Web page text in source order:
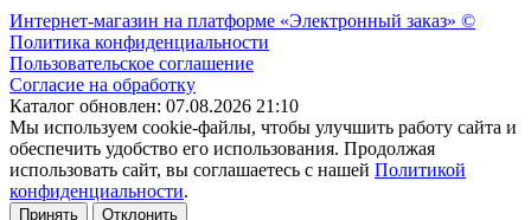
Интернет-магазин на платформе «Электронный заказ» ©
Политика конфиденциальности
Пользовательское соглашение
Согласие на обработку
Каталог обновлен: 07.08.2026 21:10
Мы используем cookie-файлы, чтобы улучшить работу сайта и
обеспечить удобство его использования. Продолжая
использовать сайт, вы соглашаетесь с нашей Политикой
конфиденциальности.
Принять Отклонить